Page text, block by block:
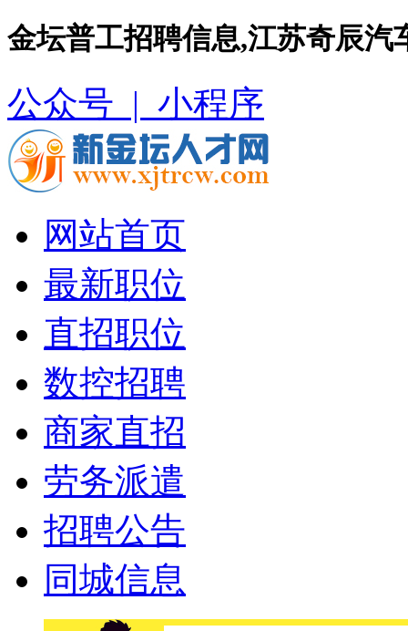
金坛普工招聘信息,江苏奇辰汽
公众号 | 小程序
网站首页
最新职位
直招职位
数控招聘
商家直招
劳务派遣
招聘公告
同城信息